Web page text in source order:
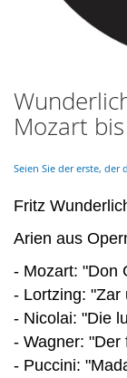
Skip
to
the
of
images
Mozart
Seien Sie der erste,
Fritz
Arien aus
- Mozart: "Don
- Lortzing: "Zar
- Nicolai: "Die
- Wagner: "Der
- Puccini: